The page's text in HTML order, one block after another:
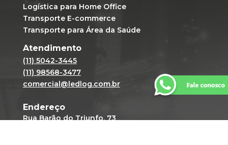
Logística para Home Office
Transporte E-commerce
Transporte para Área da Saúde
Atendimento
(11) 5042-3445
(11) 98568-3477
comercial@ledlog.com.br
Endereço
Rua Barão do Triunfo, 73